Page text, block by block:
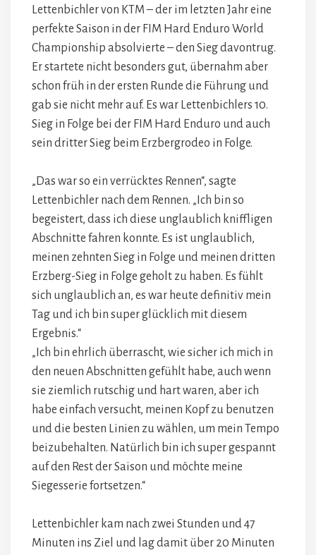
Lettenbichler von KTM – der im letzten Jahr eine
perfekte Saison in der FIM Hard Enduro World
Championship absolvierte – den Sieg davontrug.
Er startete nicht besonders gut, übernahm aber
schon früh in der ersten Runde die Führung und
gab sie nicht mehr auf. Es war Lettenbichlers 10.
Sieg in Folge bei der FIM Hard Enduro und auch
sein dritter Sieg beim Erzbergrodeo in Folge.
„Das war so ein verrücktes Rennen“, sagte
Lettenbichler nach dem Rennen. „Ich bin so
begeistert, dass ich diese unglaublich kniffligen
Abschnitte fahren konnte. Es ist unglaublich,
meinen zehnten Sieg in Folge und meinen dritten
Erzberg-Sieg in Folge geholt zu haben. Es fühlt
sich unglaublich an, es war heute definitiv mein
Tag und ich bin super glücklich mit diesem
Ergebnis.“
„Ich bin ehrlich überrascht, wie sicher ich mich in
den neuen Abschnitten gefühlt habe, auch wenn
sie ziemlich rutschig und hart waren, aber ich
habe einfach versucht, meinen Kopf zu benutzen
und die besten Linien zu wählen, um mein Tempo
beizubehalten. Natürlich bin ich super gespannt
auf den Rest der Saison und möchte meine
Siegesserie fortsetzen.“
Lettenbichler kam nach zwei Stunden und 47
Minuten ins Ziel und lag damit über 20 Minuten